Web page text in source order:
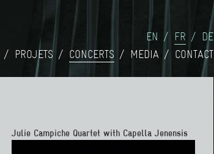
EN FR
DE
PROJETS CONCERTS MEDIA CONTACT
Julie Campiche Quartet with Capella Jenensis